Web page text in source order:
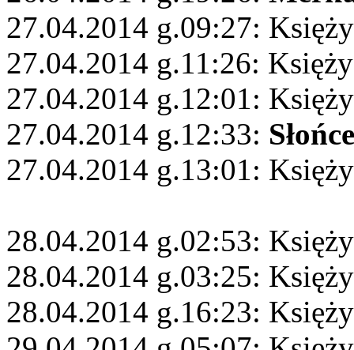
27.04.2014 g.09:27:
27.04.2014 g.11:26:
27.04.2014 g.12:01:
27.04.2014 g.12:33: Słońce
27.04.2014 g.13:01:
28.04.2014 g.02:53:
28.04.2014 g.03:25:
28.04.2014 g.16:23: